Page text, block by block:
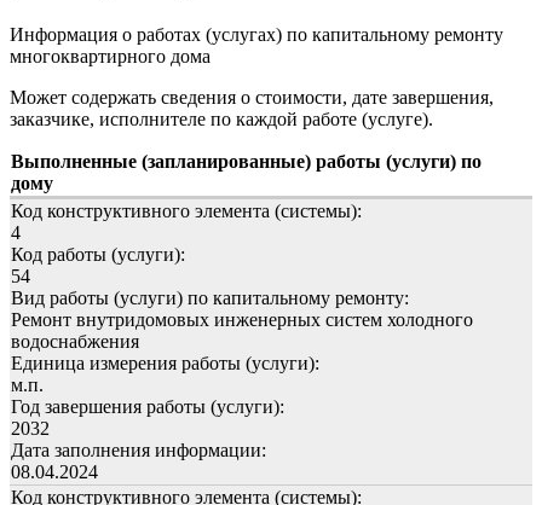
Информация о работах (услугах) по капитальному ремонту
многоквартирного дома
Может содержать сведения о стоимости, дате завершения,
заказчике, исполнителе по каждой работе (услуге).
Выполненные (запланированные) работы (услуги) по
дому
Код конструктивного элемента (системы):
4
Код работы (услуги):
54
Вид работы (услуги) по капитальному ремонту:
Ремонт внутридомовых инженерных систем холодного
водоснабжения
Единица измерения работы (услуги):
м.п.
Год завершения работы (услуги):
2032
Дата заполнения информации:
08.04.2024
Код конструктивного элемента (системы):